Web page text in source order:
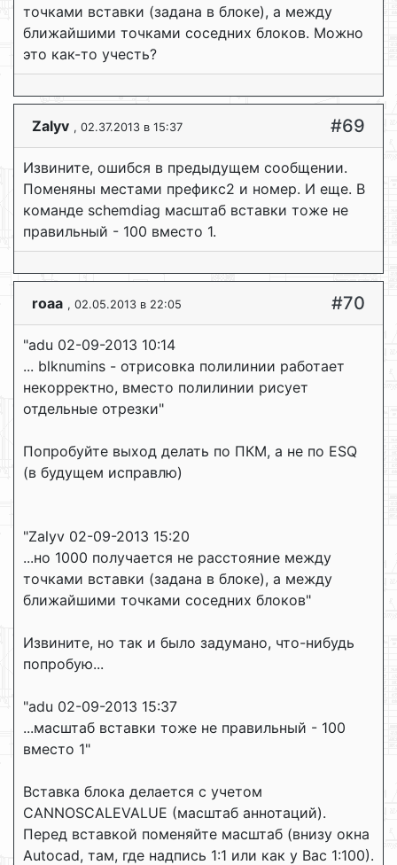
точками вставки (задана в блоке), а между
ближайшими точками соседних блоков. Можно
это как-то учесть?
Zalyv , 02.37.2013 в 15:37 #69
Извините, ошибся в предыдущем сообщении.
Поменяны местами префикс2 и номер. И еще. В
команде schemdiag масштаб вставки тоже не
правильный - 100 вместо 1.
roaa , 02.05.2013 в 22:05 #70
"adu 02-09-2013 10:14
... blknumins - отрисовка полилинии работает
некорректно, вместо полилинии рисует
отдельные отрезки"
Попробуйте выход делать по ПКМ, а не по ESQ
(в будущем исправлю)
"Zalyv 02-09-2013 15:20
...но 1000 получается не расстояние между
точками вставки (задана в блоке), а между
ближайшими точками соседних блоков"
Извините, но так и было задумано, что-нибудь
попробую...
"adu 02-09-2013 15:37
...масштаб вставки тоже не правильный - 100
вместо 1"
Вставка блока делается с учетом
CANNOSCALEVALUE (масштаб аннотаций).
Перед вставкой поменяйте масштаб (внизу окна
Autocad, там, где надпись 1:1 или как у Вас 1:100).